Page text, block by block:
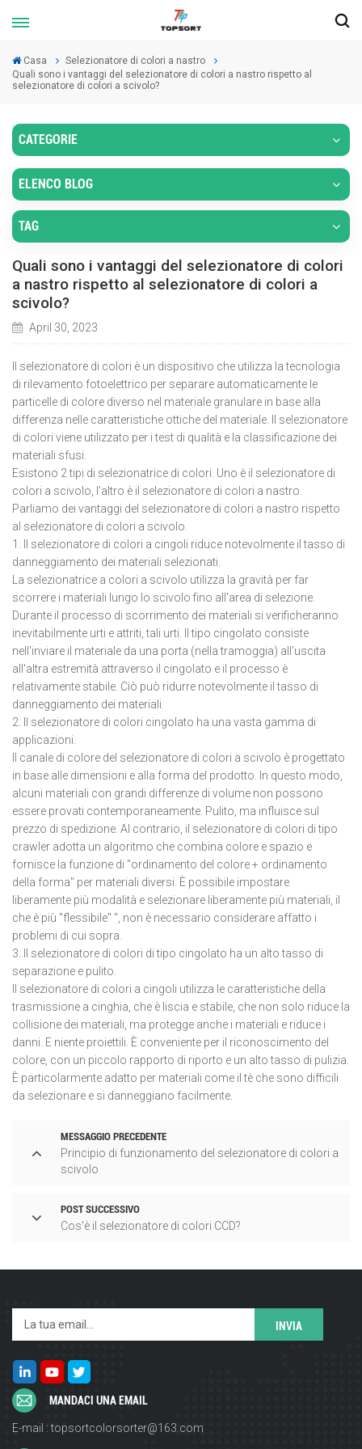
Casa
Selezionatore di colori a nastro
Quali sono i vantaggi del selezionatore di colori a nastro rispetto al
selezionatore di colori a scivolo?
CATEGORIE
ELENCO BLOG
TAG
Quali sono i vantaggi del selezionatore di colori
a nastro rispetto al selezionatore di colori a
scivolo?
April 30, 2023
Il selezionatore di colori è un dispositivo che utilizza la tecnologia
di rilevamento fotoelettrico per separare automaticamente le
particelle di colore diverso nel materiale granulare in base alla
differenza nelle caratteristiche ottiche del materiale. Il selezionatore
di colori viene utilizzato per i test di qualità e la classificazione dei
materiali sfusi.
Esistono 2 tipi di selezionatrice di colori. Uno è il selezionatore di
colori a scivolo, l'altro è il selezionatore di colori a nastro.
Parliamo dei vantaggi del selezionatore di colori a nastro rispetto
al selezionatore di colori a scivolo.
1. Il selezionatore di colori a cingoli riduce notevolmente il tasso di
danneggiamento dei materiali selezionati.
La selezionatrice a colori a scivolo utilizza la gravità per far
scorrere i materiali lungo lo scivolo fino all'area di selezione.
Durante il processo di scorrimento dei materiali si verificheranno
inevitabilmente urti e attriti, tali urti. Il tipo cingolato consiste
nell'inviare il materiale da una porta (nella tramoggia) all'uscita
all'altra estremità attraverso il cingolato e il processo è
relativamente stabile. Ciò può ridurre notevolmente il tasso di
danneggiamento dei materiali.
2. Il selezionatore di colori cingolato ha una vasta gamma di
applicazioni.
Il canale di colore del selezionatore di colori a scivolo è progettato
in base alle dimensioni e alla forma del prodotto. In questo modo,
alcuni materiali con grandi differenze di volume non possono
essere provati contemporaneamente. Pulito, ma influisce sul
prezzo di spedizione. Al contrario, il selezionatore di colori di tipo
crawler adotta un algoritmo che combina colore e spazio e
fornisce la funzione di "ordinamento del colore + ordinamento
della forma" per materiali diversi. È possibile impostare
liberamente più modalità e selezionare liberamente più materiali, il
che è più "flessibile" ", non è necessario considerare affatto i
problemi di cui sopra.
3. Il selezionatore di colori di tipo cingolato ha un alto tasso di
separazione e pulito.
Il selezionatore di colori a cingoli utilizza le caratteristiche della
trasmissione a cinghia, che è liscia e stabile, che non solo riduce la
collisione dei materiali, ma protegge anche i materiali e riduce i
danni. E niente proiettili. È conveniente per il riconoscimento del
colore, con un piccolo rapporto di riporto e un alto tasso di pulizia.
È particolarmente adatto per materiali come il tè che sono difficili
da selezionare e si danneggiano facilmente.
MESSAGGIO PRECEDENTE
Principio di funzionamento del selezionatore di colori a
scivolo
POST SUCCESSIVO
Cos'è il selezionatore di colori CCD?
MANDACI UNA EMAIL
E-mail : topsortcolorsorter@163.com